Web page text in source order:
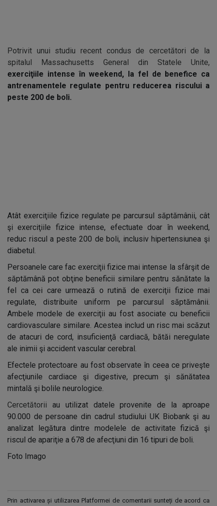
Potrivit unui studiu recent condus de cercetători de la
spitalul Massachusetts General din Statele Unite,
exerciţiile intense în weekend, la fel de benefice ca
antrenamentele regulate pentru reducerea riscului a
peste 200 de boli.
Atât exerciţiile fizice regulate pe parcursul săptămânii, cât
şi exerciţiile fizice intense, efectuate doar în weekend,
reduc riscul a peste 200 de boli, inclusiv hipertensiunea şi
diabetul.
Persoanele care fac exerciţii fizice mai intense la sfârşit de
săptămână pot obţine beneficii similare pentru sănătate la
fel ca cei care urmează o rutină de exerciţii fizice mai
regulate, distribuite uniform pe parcursul săptămânii.
Ambele modele de exerciţii au fost asociate cu beneficii
cardiovasculare similare. Acestea includ un risc mai scăzut
de atacuri de cord, insuficienţă cardiacă, bătăi neregulate
ale inimii şi accident vascular cerebral.
Efectele protectoare au fost observate în ceea ce priveşte
afecţiunile cardiace şi digestive, precum şi sănătatea
mintală şi bolile neurologice.
Cercetătorii au utilizat datele provenite de la aproape
90.000 de persoane din cadrul studiului UK Biobank şi au
analizat legătura dintre modelele de activitate fizică şi
riscul de apariţie a 678 de afecţiuni din 16 tipuri de boli.
Foto Imago
Prin activarea și utilizarea Platformei de comentarii sunteți de acord ca